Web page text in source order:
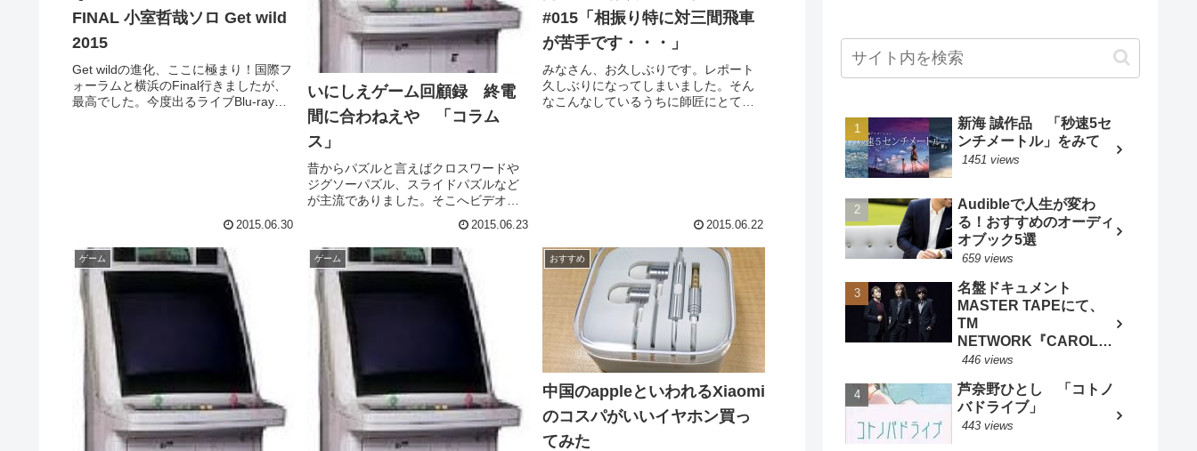
FINAL 小室哲哉ソロ Get wild
2015
Get wildの進化、ここに極まり！国際フ
ォーラムと横浜のFinal行きましたが、
最高でした。今度出るライブBlu-ray欲
2015.06.30
いにしえゲーム回顧録 終電
間に合わねえや 「コラム
ス」
昔からパズルと言えばクロスワードや
ジグソーパズル、スライドパズルなど
が主流でありました。そこへビデオゲ
考長考を試すものではなく、むしろ瞬
間的なひらめきを求めるものが多かっ
たように思えます。その最たるものが
所...
2015.06.23
#015「相振り特に対三間飛車
が苦手です・・・」
みなさん、お久しぶりです。レポート
久しぶりになってしまいました。そん
なこんなしているうちに師匠にとても
2015.06.22
ゲーム ゲーム おすすめ
中国のappleといわれるXiaomi
のコスパがいいイヤホン買っ
てみた
新海 誠作品 「秒速5セ
ンチメートル」をみて
1451 views
Audibleで人生が変わ
る！おすすめのオーディ
オブック5選
659 views
名盤ドキュメント
MASTER TAPEにて、
TM
NETWORK『CAROL』
特集 - BARKS音楽ニュ
446 views
芦奈野ひとし 「コトノ
バドライブ」
443 views